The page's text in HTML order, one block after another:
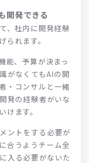
開発できる
、社内に開発経験
られます。
能、予算が決まっ
がなくてもAIの開
・コンサルと一緒
発の経験者がいな
けます。
ントをする必要が
合うようチーム全
入る必要がないた